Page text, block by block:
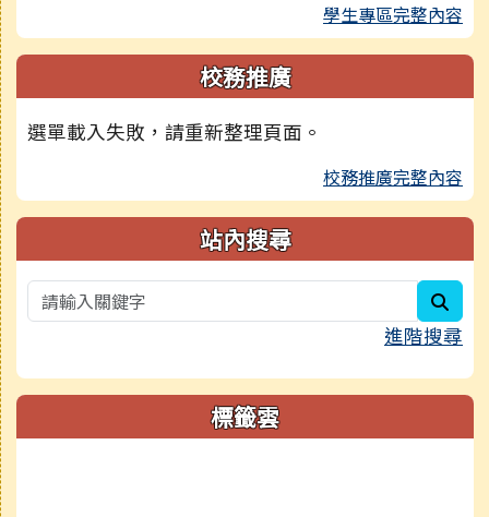
學生專區完整內容
校務推廣
選單載入失敗，請重新整理頁面。
校務推廣完整內容
站內搜尋
進階搜尋
標籤雲